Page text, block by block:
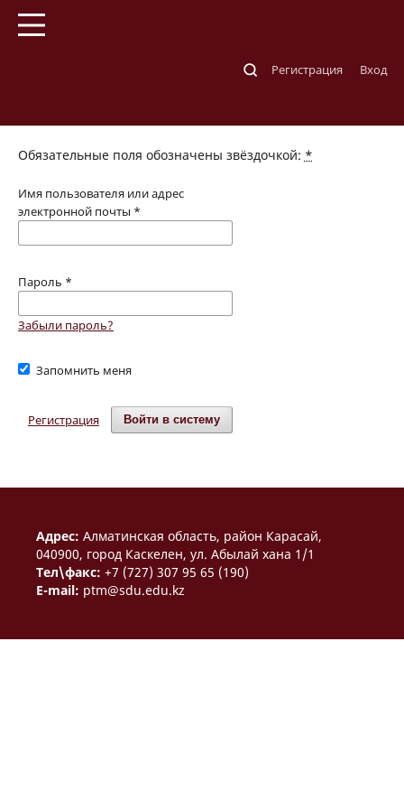
Регистрация Вход
Обязательные поля обозначены звёздочкой: *
Имя пользователя или адрес
электронной почты *
Пароль *
Забыли пароль?
Запомнить меня
Войти в систему
Регистрация
Aдрес: Алматинская область, район Карасай,
040900, город Каскелен, ул. Абылай хана 1/1
Тел\факс: +7 (727) 307 95 65 (190)
E-mail: ptm@sdu.edu.kz